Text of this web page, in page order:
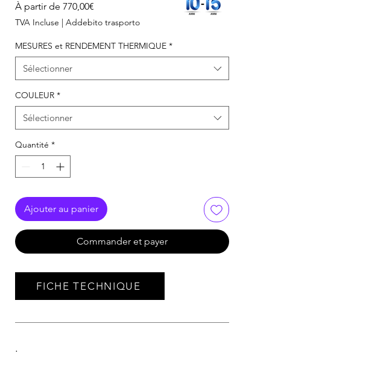
À partir de 770,00€
promotionnel
TVA Incluse | Addebito trasporto
MESURES et RENDEMENT THERMIQUE *
Sélectionner
COULEUR *
Sélectionner
Quantité *
Ajouter au panier
Commander et payer
.
FICHE TECHNIQUE